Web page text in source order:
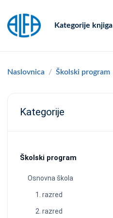
Kategorije knjiga
Naslovnica Školski program
Kategorije
Školski program
Osnovna škola
1. razred
2. razred